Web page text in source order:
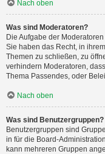
Nach oben
Was sind Moderatoren?
Die Aufgabe der
Sie haben das Recht, in
Themen zu schließen, zu
verhindern Moderatoren,
Thema Passendes, oder
Nach oben
Was sind Benutzergruppen?
Benutzergruppen sind
in für die Board-
kann mehreren Gruppen